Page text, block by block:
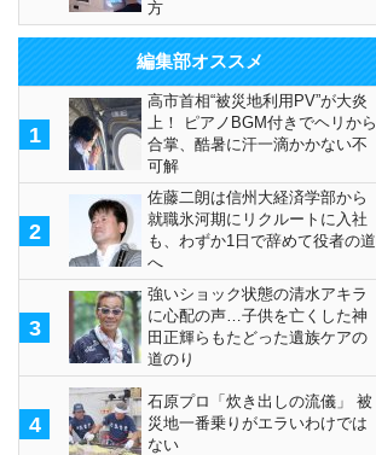
方
編集部オススメ
1
高市首相“被災地利用PV”が大炎
上！ ピアノBGM付きでヘリから
合掌、酷暑に汗一滴かかない不
可解
2
佐藤二朗は信州大経済学部から
就職氷河期にリクルートに入社
も、わずか1日で辞めて役者の道
へ
3
強いショック状態の清水アキラ
に心配の声…子供を亡くした神
田正輝らもたどった遺族ケアの
道のり
4
石原プロ「炊き出しの流儀」 被
災地一番乗りがエラいわけでは
ない